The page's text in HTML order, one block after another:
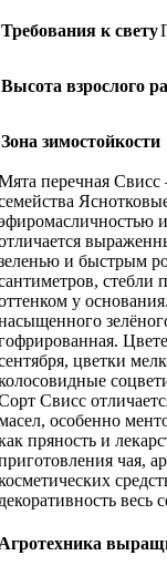
Требования к свету
Высота взрослого
Зона зимостойкости
перечная Свисс
и быстрым
стебли
у
цветки
Свисс
особенно
пряность и
чая,
весь